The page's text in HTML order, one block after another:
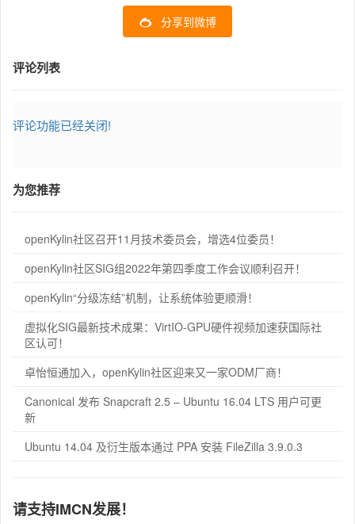
分享到微博
评论列表
评论功能已经关闭!
为您推荐
openKylin社区召开11月技术委员会，增选4位委员！
openKylin社区SIG组2022年第四季度工作会议顺利召开！
openKylin“分级冻结”机制，让系统体验更顺滑！
虚拟化SIG最新技术成果：VirtIO-GPU硬件视频加速获国际社
区认可！
卓怡恒通加入，openKylin社区迎来又一家ODM厂商！
Canonical 发布 Snapcraft 2.5 – Ubuntu 16.04 LTS 用户可更
新
Ubuntu 14.04 及衍生版本通过 PPA 安装 FileZilla 3.9.0.3
请支持IMCN发展！